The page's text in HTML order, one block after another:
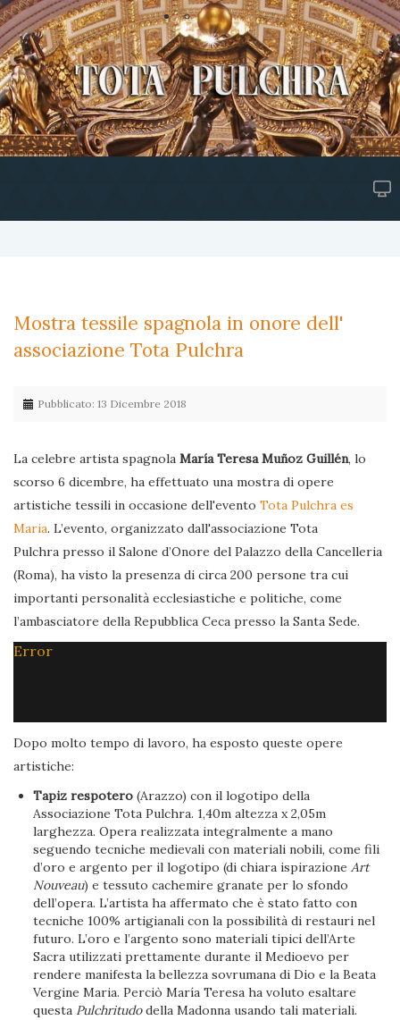
Mostra tessile spagnola in onore dell'
associazione Tota Pulchra
Pubblicato: 13 Dicembre 2018
La celebre artista spagnola María Teresa Muñoz Guillén, lo
scorso 6 dicembre, ha effettuato una mostra di opere
artistiche tessili in occasione dell'evento Tota Pulchra es
Maria. L’evento, organizzato dall'associazione Tota
Pulchra presso il Salone d’Onore del Palazzo della Cancelleria
(Roma), ha visto la presenza di circa 200 persone tra cui
importanti personalità ecclesiastiche e politiche, come
l’ambasciatore della Repubblica Ceca presso la Santa Sede.
Error
Dopo molto tempo di lavoro, ha esposto queste opere
artistiche:
Tapiz respotero (Arazzo) con il logotipo della
Associazione Tota Pulchra. 1,40m altezza x 2,05m
larghezza. Opera realizzata integralmente a mano
seguendo tecniche medievali con materiali nobili, come fili
d’oro e argento per il logotipo (di chiara ispirazioneArt
Nouveau) e tessuto cachemire granate per lo sfondo
dell’opera. L’artista ha affermato che è stato fatto con
tecniche 100% artigianali con la possibilità di restauri nel
futuro. L’oro e l’argento sono materiali tipici dell’Arte
Sacra utilizzati prettamente durante il Medioevo per
rendere manifesta la bellezza sovrumana di Dio e la Beata
Vergine Maria. Perciò María Teresa ha voluto esaltare
questa Pulchritudodella Madonna usando tali materiali.